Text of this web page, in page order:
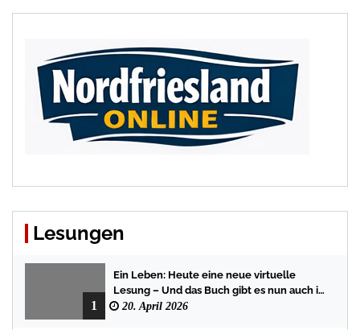
Lesungen
1
Ein Leben: Heute eine neue virtuelle
Lesung – Und das Buch gibt es nun auch in
der Bredstedter Stadtbuchhandlung
20. April 2026